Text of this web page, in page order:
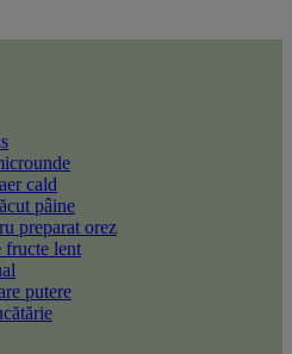
cald
pâine
preparat orez
fructe lent
putere